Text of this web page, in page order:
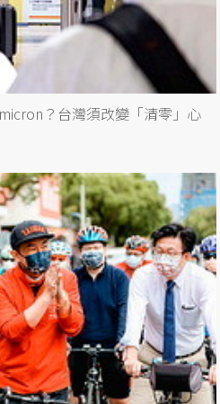
？台灣須改變「清零」心